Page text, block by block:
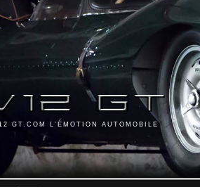
GT.COM L'ÉMOTION AUTOMOBILE